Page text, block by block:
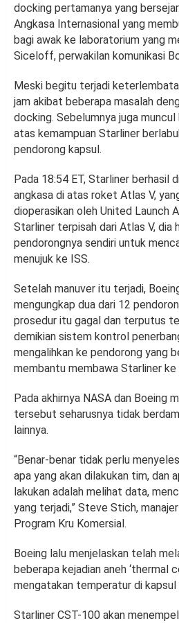
docking pertamanya yang
Angkasa Internasional yang
bagi awak ke laboratorium yang
Siceloff, perwakilan komunikasi
Meski begitu terjadi
jam akibat beberapa masalah
docking. Sebelumnya juga
atas kemampuan Starliner
pendorong kapsul.
Pada 18:54 ET, Starliner berhasil
angkasa di atas roket Atlas V,
dioperasikan oleh United Launch
Starliner terpisah dari Atlas V, dia
pendorongnya sendiri untuk
menujuk ke ISS.
Setelah manuver itu terjadi,
mengungkap dua dari 12
prosedur itu gagal dan terputus
demikian sistem kontrol
mengalihkan ke pendorong yang
membantu membawa Starliner ke
Pada akhirnya NASA dan Boeing
tersebut seharusnya tidak
lainnya.
“Benar-benar tidak perlu
apa yang akan dilakukan tim, dan
lakukan adalah melihat data,
yang terjadi,” Steve Stich,
Program Kru Komersial.
Boeing lalu menjelaskan telah
beberapa kejadian aneh ‘thermal
mengatakan temperatur di kapsul
Starliner CST-100 akan